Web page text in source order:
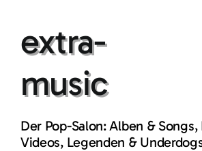
contentextra-
music
Der Pop-Salon: Alben &
Videos, Legenden &